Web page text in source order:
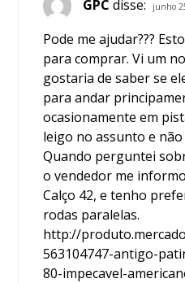
GPC disse: junho
Pode me ajudar???
para comprar. Vi um
gostaria de saber se
para andar
ocasionamente em
leigo no assunto e
Quando perguntei
o vendedor me
Calço 42, e tenho
rodas paralelas.
http://
563104747-antigo-
80-impecavel-